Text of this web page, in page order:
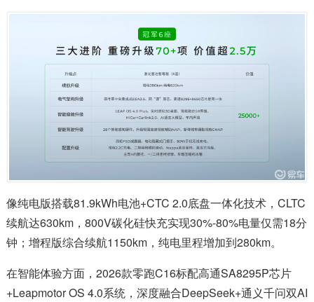
像纯电版搭载81.9kWh电池+CTC 2.0底盘一体化技术，CLTC
续航达630km，800V碳化硅快充实现30%-80%电量仅需18分
钟；增程版综合续航1150km，纯电里程增加到280km。
在智能体验方面，2026款零跑C16标配高通SA8295P芯片
+Leapmotor OS 4.0系统，深度融合DeepSeek+通义千问双AI